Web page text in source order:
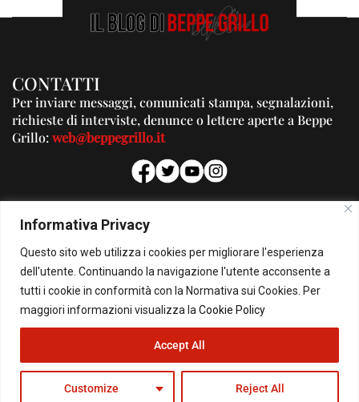
Informativa Privacy
Questo sito web utilizza i cookies per migliorare l'esperienza
dell'utente. Continuando la navigazione l'utente acconsente a
tutti i cookie in conformità con la Normativa sui Cookies. Per
maggiori informazioni visualizza la Cookie Policy
Customize Reject All
Accept All
CONTATTI
Per inviare messaggi, comunicati stampa, segnalazioni,
richieste di interviste, denunce o lettere aperte a Beppe
Grillo:web@beppegrillo.it
PUBBLICITA'
Per la tua pubblicità su questo Blog:
pubblicita@beppegrillo.it
© Copyright 2026 - Il Blog di Beppe Grillo. All Rights Reserved - Powered by
happygrafic.com